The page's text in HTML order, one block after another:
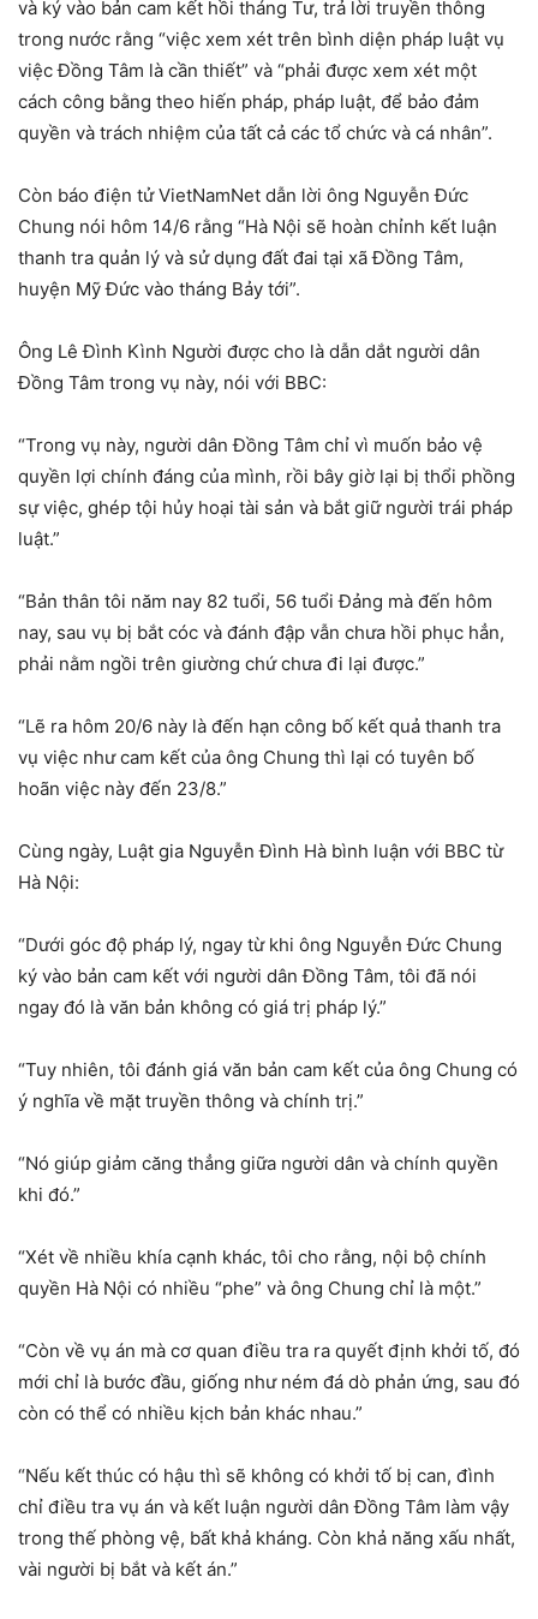
và ký vào bản cam kết hồi tháng Tư, trả lời truyền thông
trong nước rằng “việc xem xét trên bình diện pháp luật vụ
việc Đồng Tâm là cần thiết” và “phải được xem xét một
cách công bằng theo hiến pháp, pháp luật, để bảo đảm
quyền và trách nhiệm của tất cả các tổ chức và cá nhân”.
Còn báo điện tử VietNamNet dẫn lời ông Nguyễn Đức
Chung nói hôm 14/6 rằng “Hà Nội sẽ hoàn chỉnh kết luận
thanh tra quản lý và sử dụng đất đai tại xã Đồng Tâm,
huyện Mỹ Đức vào tháng Bảy tới”.
Ông Lê Đình Kình Người được cho là dẫn dắt người dân
Đồng Tâm trong vụ này, nói với BBC:
“Trong vụ này, người dân Đồng Tâm chỉ vì muốn bảo vệ
quyền lợi chính đáng của mình, rồi bây giờ lại bị thổi phồng
sự việc, ghép tội hủy hoại tài sản và bắt giữ người trái pháp
luật.”
“Bản thân tôi năm nay 82 tuổi, 56 tuổi Đảng mà đến hôm
nay, sau vụ bị bắt cóc và đánh đập vẫn chưa hồi phục hẳn,
phải nằm ngồi trên giường chứ chưa đi lại được.”
“Lẽ ra hôm 20/6 này là đến hạn công bố kết quả thanh tra
vụ việc như cam kết của ông Chung thì lại có tuyên bố
hoãn việc này đến 23/8.”
Cùng ngày, Luật gia Nguyễn Đình Hà bình luận với BBC từ
Hà Nội:
“Dưới góc độ pháp lý, ngay từ khi ông Nguyễn Đức Chung
ký vào bản cam kết với người dân Đồng Tâm, tôi đã nói
ngay đó là văn bản không có giá trị pháp lý.”
“Tuy nhiên, tôi đánh giá văn bản cam kết của ông Chung có
ý nghĩa về mặt truyền thông và chính trị.”
“Nó giúp giảm căng thẳng giữa người dân và chính quyền
khi đó.”
“Xét về nhiều khía cạnh khác, tôi cho rằng, nội bộ chính
quyền Hà Nội có nhiều “phe” và ông Chung chỉ là một.”
“Còn về vụ án mà cơ quan điều tra ra quyết định khởi tố, đó
mới chỉ là bước đầu, giống như ném đá dò phản ứng, sau đó
còn có thể có nhiều kịch bản khác nhau.”
“Nếu kết thúc có hậu thì sẽ không có khởi tố bị can, đình
chỉ điều tra vụ án và kết luận người dân Đồng Tâm làm vậy
trong thế phòng vệ, bất khả kháng. Còn khả năng xấu nhất,
vài người bị bắt và kết án.”